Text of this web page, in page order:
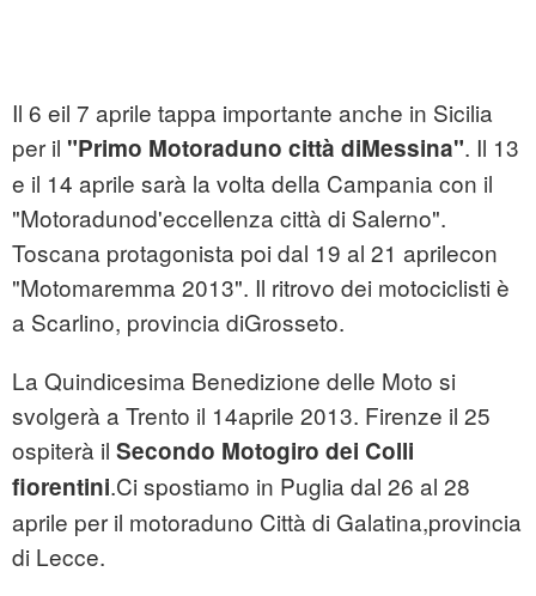
Il 6 eil 7 aprile tappa importante anche in Sicilia
per il "Primo Motoraduno città diMessina". Il 13
e il 14 aprile sarà la volta della Campania con il
"Motoradunod'eccellenza città di Salerno".
Toscana protagonista poi dal 19 al 21 aprilecon
"Motomaremma 2013". Il ritrovo dei motociclisti è
a Scarlino, provincia diGrosseto.
La Quindicesima Benedizione delle Moto si
svolgerà a Trento il 14aprile 2013. Firenze il 25
ospiterà il Secondo Motogiro dei Colli
fiorentini.Ci spostiamo in Puglia dal 26 al 28
aprile per il motoraduno Città di Galatina,provincia
di Lecce.